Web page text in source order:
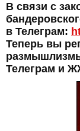
В связи с
в Телеграм:
Теперь вы
Телеграм и